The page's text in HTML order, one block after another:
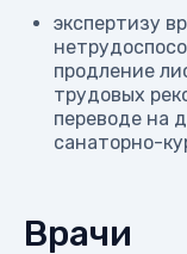
экспертизу
продление
трудовых
переводе на
санаторно-
Врачи